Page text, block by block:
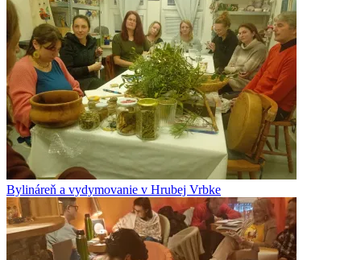
Bylináreň a vydymovanie v Hrubej Vrbke